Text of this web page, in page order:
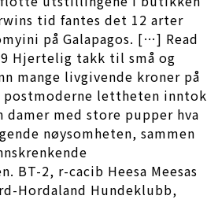
tid fantes det 12 arter
på Galapagos. […] Read
Hjertelig takk til små og
mange livgivende kroner på
postmoderne lettheten inntok
damer med store pupper hva
nøysomheten, sammen
BT-2, r-cacib Heesa Meesas
Hordaland Hundeklubb,